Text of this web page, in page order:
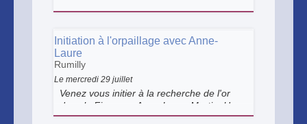
activité ludique qui permet de découvrir
au bord de la rivière, en pleine nature.
Dès 8 ans.
Initiation à l'orpaillage avec Anne-
Laure
Rumilly
Le mercredi 29 juillet
Venez vous initier à la recherche de l'or
dans le Fier avec Anne-Laure Martin. Une
activité ludique qui permet de découvrir